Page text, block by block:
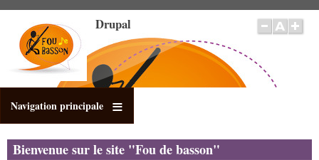
contenido
principal
Drupal
Navigation principale
Bienvenue sur le site "Fou de basson"